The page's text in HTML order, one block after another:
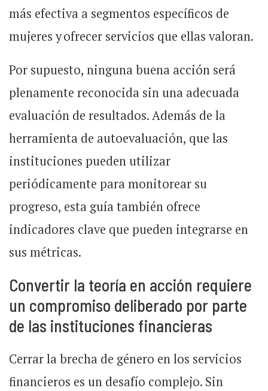
más efectiva a segmentos específicos de
mujeres y ofrecer servicios que ellas valoran.
Por supuesto, ninguna buena acción será
plenamente reconocida sin una adecuada
evaluación de resultados. Además de la
herramienta de autoevaluación, que las
instituciones pueden utilizar
periódicamente para monitorear su
progreso, esta guía también ofrece
indicadores clave que pueden integrarse en
sus métricas.
Convertir la teoría en acción requiere
un compromiso deliberado por parte
de las instituciones financieras
Cerrar la brecha de género en los servicios
financieros es un desafío complejo. Sin